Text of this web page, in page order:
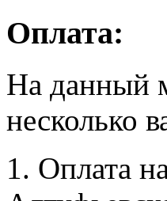
Оплата:
На данный
несколько
1. Оплата